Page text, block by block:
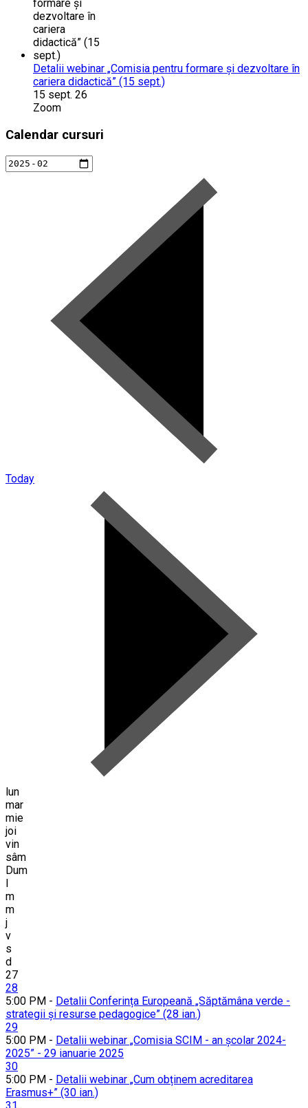
Detalii webinar „Comisia pentru formare și dezvoltare în
cariera didactică” (15 sept.)
15 sept. 26
Zoom
Calendar cursuri
Today
lun
mar
mie
joi
vin
sâm
Dum
l
m
m
j
v
s
d
27
28
5:00 PM - Detalii Conferința Europeană „Săptămâna verde -
strategii și resurse pedagogice” (28 ian.)
29
5:00 PM - Detalii webinar „Comisia SCIM - an școlar 2024-
2025” - 29 ianuarie 2025
30
5:00 PM - Detalii webinar „Cum obținem acreditarea
Erasmus+” (30 ian.)
31